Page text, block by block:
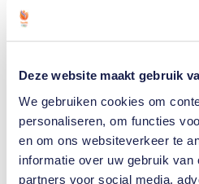
Deze website maakt gebruik
We gebruiken cookies om
personaliseren, om functies
en om ons websiteverkeer te
informatie over uw gebruik van
partners voor social media,
Michelle. De Zoetermeerse
zeventienjarige leeftijd haar
negentiende op de
het programma stond.
Vier jaar later werd alleen
verreden. Michelle kwam in